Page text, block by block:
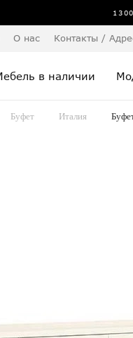
О нас Контакты /
в наличии
Буфет Италия